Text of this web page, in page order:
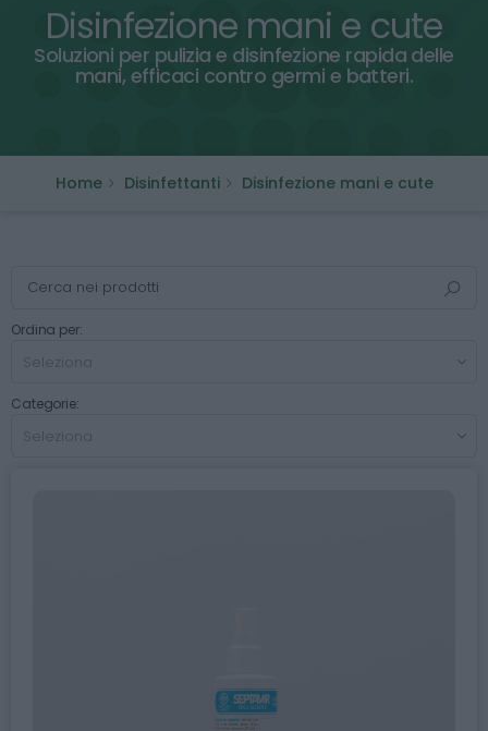
Disinfezione mani e cute
Soluzioni per pulizia e disinfezione rapida delle
mani, efficaci contro germi e batteri.
Home Disinfettanti Disinfezione mani e cute
Ordina per:
Categorie: